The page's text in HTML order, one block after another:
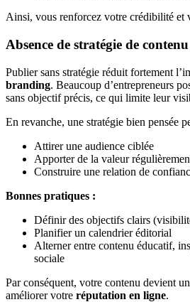
Ainsi, vous renforcez votre crédibilité et
Absence de stratégie de contenu
Publier sans stratégie réduit fortement
branding. Beaucoup d’entrepreneurs
sans objectif précis, ce qui limite leur
En revanche, une stratégie bien pensée
Attirer une audience ciblée
Apporter de la valeur
Construire une relation de
Bonnes pratiques :
Définir des objectifs clairs
Planifier un calendrier éditorial
Alterner entre contenu éducatif,
sociale
Par conséquent, votre contenu devient
améliorer votre réputation en ligne.